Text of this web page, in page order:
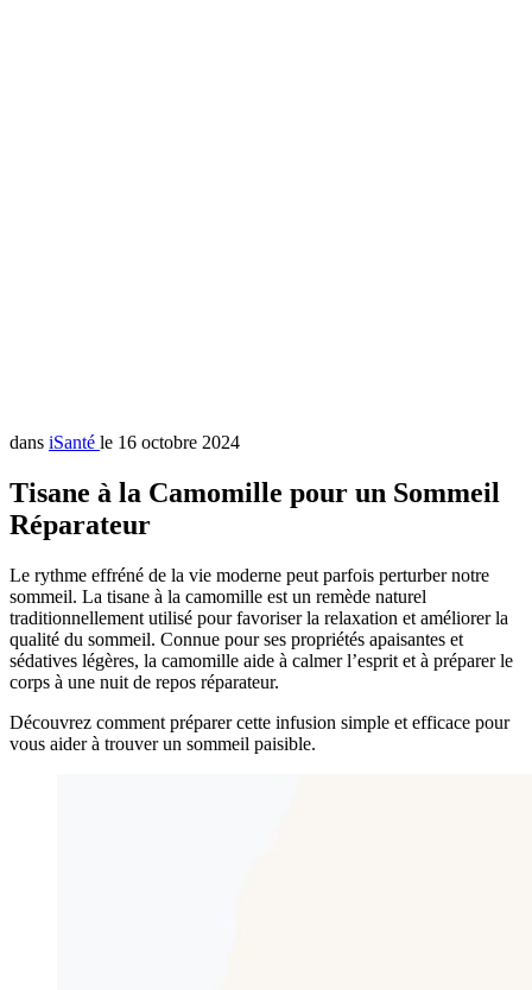
dans iSanté le 16 octobre 2024
Tisane à la Camomille pour un Sommeil
Réparateur
Le rythme effréné de la vie moderne peut parfois perturber notre
sommeil. La tisane à la camomille est un remède naturel
traditionnellement utilisé pour favoriser la relaxation et améliorer la
qualité du sommeil. Connue pour ses propriétés apaisantes et
sédatives légères, la camomille aide à calmer l’esprit et à préparer le
corps à une nuit de repos réparateur.
Découvrez comment préparer cette infusion simple et efficace pour
vous aider à trouver un sommeil paisible.